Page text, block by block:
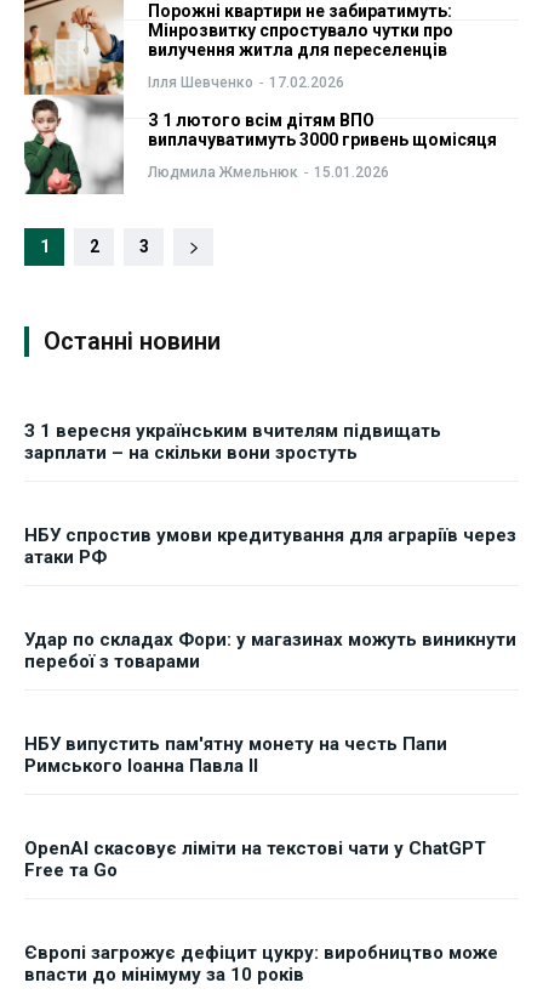
Порожні квартири не забиратимуть:
Мінрозвитку спростувало чутки про
вилучення житла для переселенців
Ілля Шевченко - 17.02.2026
З 1 лютого всім дітям ВПО
виплачуватимуть 3000 гривень щомісяця
Людмила Жмельнюк - 15.01.2026
1 2 3
Останні новини
З 1 вересня українським вчителям підвищать
зарплати – на скільки вони зростуть
НБУ спростив умови кредитування для аграріїв через
атаки РФ
Удар по складах Фори: у магазинах можуть виникнути
перебої з товарами
НБУ випустить пам'ятну монету на честь Папи
Римського Іоанна Павла II
OpenAI скасовує ліміти на текстові чати у ChatGPT
Free та Go
Європі загрожує дефіцит цукру: виробництво може
впасти до мінімуму за 10 років